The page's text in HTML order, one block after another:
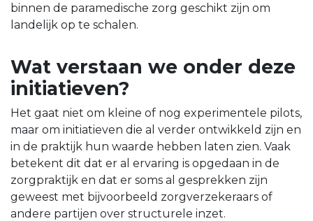
binnen de paramedische zorg geschikt zijn om
landelijk op te schalen.
Wat verstaan we onder deze
initiatieven?
Het gaat niet om kleine of nog experimentele pilots,
maar om initiatieven die al verder ontwikkeld zijn en
in de praktijk hun waarde hebben laten zien. Vaak
betekent dit dat er al ervaring is opgedaan in de
zorgpraktijk en dat er soms al gesprekken zijn
geweest met bijvoorbeeld zorgverzekeraars of
andere partijen over structurele inzet.